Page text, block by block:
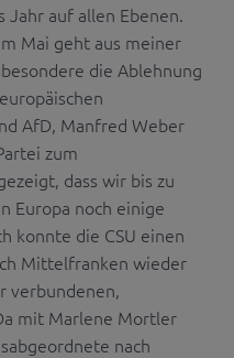
auf allen Ebenen.
Mai geht aus meiner
die Ablehnung
AfD, Manfred Weber
zum
dass wir bis zu
Europa noch einige
konnte die CSU einen
Mittelfranken wieder
verbundenen,
mit Marlene Mortler
nach